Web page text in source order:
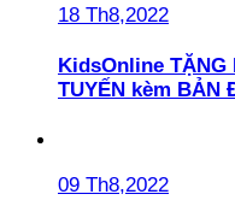
18 Th8,2022
KidsOnline TẶNG
TUYẾN kèm BẢN
09 Th8,2022